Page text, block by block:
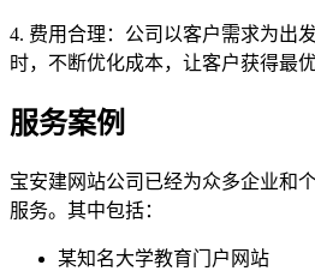
4. 费用合理：公司以客户需求为出
时，不断优化成本，让客户获得最
服务案例
宝安建网站公司已经为众多企业和
服务。其中包括：
某知名大学教育门户网站